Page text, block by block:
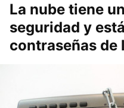
La nube tiene
seguridad y
contraseñas de